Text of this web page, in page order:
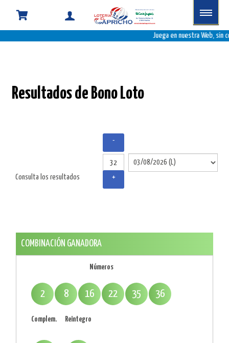
Resultados
de
Juega en nuestra Web, sin
Resultados de Bono Loto
Consulta los resultados
-
+
COMBINACIÓN GANADORA
Números
2 8 16 22 35 36
Complem. Reintegro